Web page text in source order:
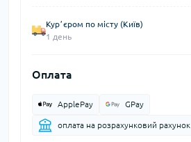
Курʼєром по місту (Київ)
1 день
Оплата
ApplePay GPay
оплата на розрахунковий рахунок